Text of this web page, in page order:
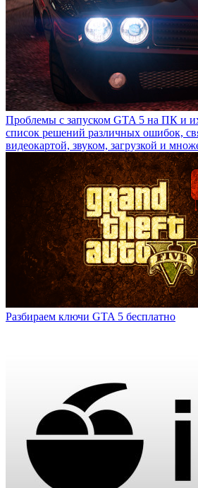
Проблемы с запуском GTA 5 на ПК и
список решений различных ошибок,
видеокартой, звуком, загрузкой и
Разбираем ключи GTA 5 бесплатно